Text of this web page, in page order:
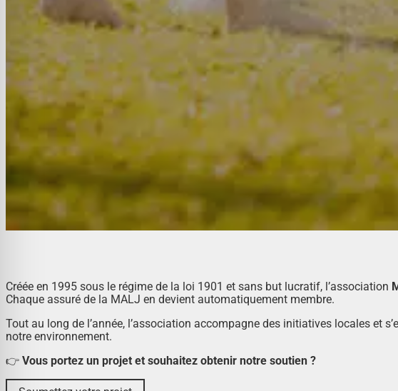
Créée en 1995 sous le régime de la loi 1901 et sans but lucratif, l’association
Chaque assuré de la MALJ en devient automatiquement membre.
Tout au long de l’année, l’association accompagne des initiatives locales et
notre environnement.
👉 Vous portez un projet et souhaitez obtenir notre soutien ?